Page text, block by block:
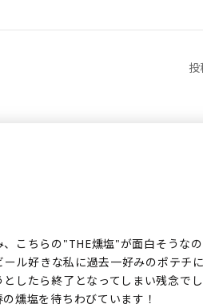
こちらの"THE燻塩"が面白そうな
ル好きな私に過去一好みのポテチ
したら終了となってしまい残念で
燻塩を待ちわびています！